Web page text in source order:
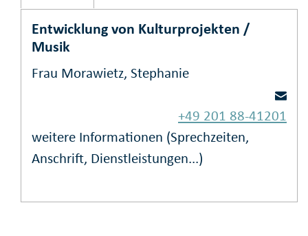
Entwicklung von Kulturprojekten /
Musik
Frau Morawietz, Stephanie
+49 201 88-41201
weitere Informationen (Sprechzeiten,
Anschrift, Dienstleistungen...)